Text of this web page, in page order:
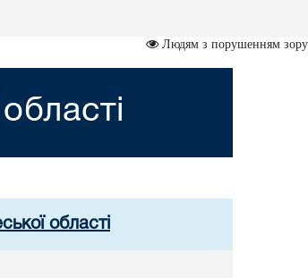
Людям з порушенням зору
області